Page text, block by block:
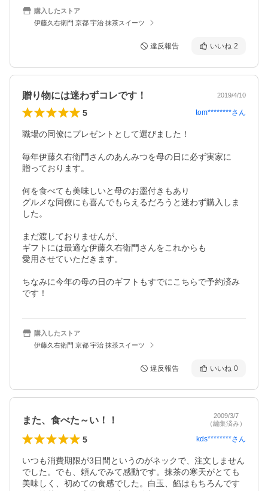
購入したストア
伊藤久右衛門 京都 宇治 抹茶スイーツ
違反報告 いいね 2
贈り物には迷わずコレです！ 2019/4/10
5 tom********さん
職場の同僚にプレゼントとして選びました！
毎年伊藤久右衛門さんのあんみつを母の日に必ず実家に
贈っております。
何を食べても美味しいと母のお墨付きもあり
グルメな同僚にも喜んでもらえるだろうと迷わず購入しま
した。
まだ渡しておりませんが、
ギフトには最適な伊藤久右衛門さんをこれからも
愛用させていただきます。
ちなみに今年の母の日のギフトもすでにこちらで予約済み
です！
購入したストア
伊藤久右衛門 京都 宇治 抹茶スイーツ
違反報告 いいね 0
また、食べた～い！！
2009/3/7
（編集済み）
5 kds********さん
いつも消費期限が3日間というのがネックで、注文しません
でした。でも、頼んでみて感動です。抹茶の寒天がとても
美味しく、初めての食感でした。白玉、餡はもちろんです